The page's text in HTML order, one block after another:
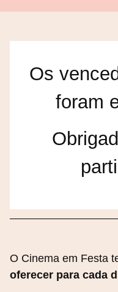
Os
foram
O Cinema em Festa
oferecer para cada